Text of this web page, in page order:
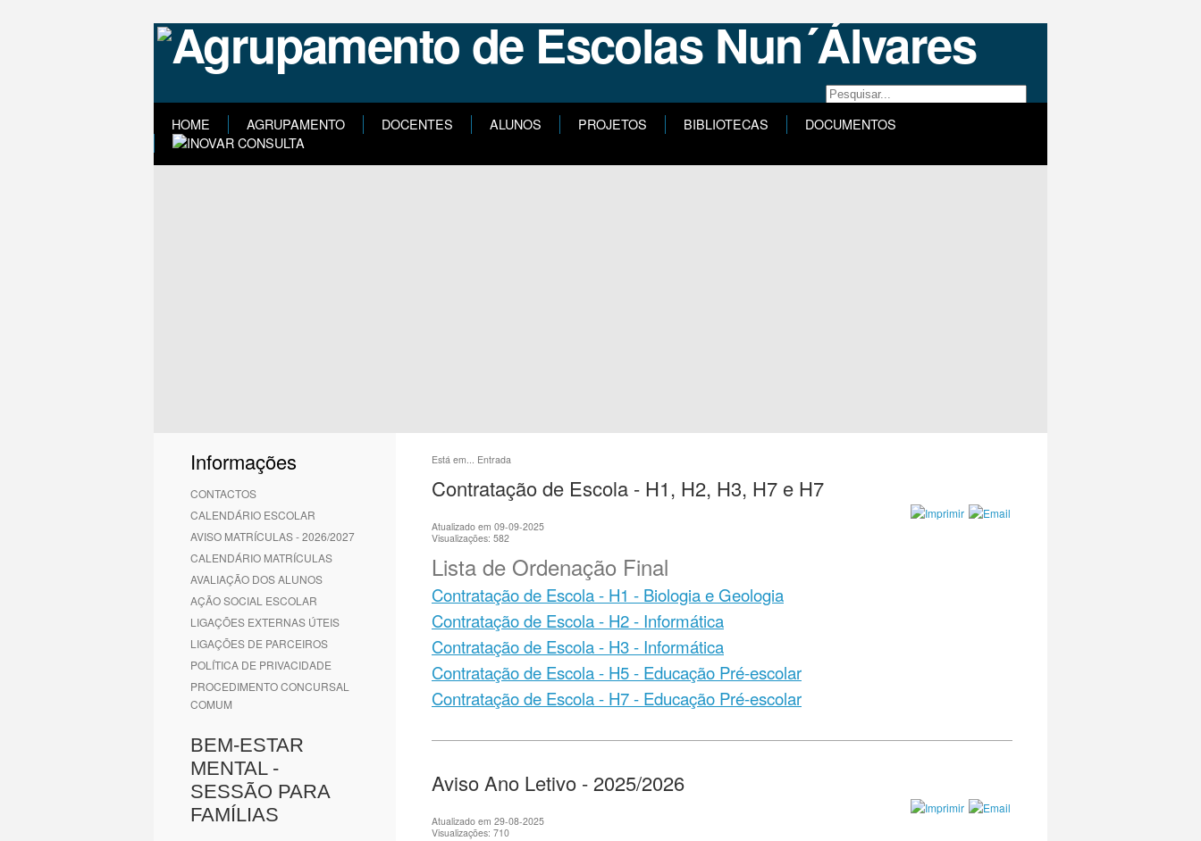
HOME AGRUPAMENTO DOCENTES ALUNOS PROJETOS BIBLIOTECAS DOCUMENTOS
Informações
CONTACTOS
CALENDÁRIO ESCOLAR
AVISO MATRÍCULAS - 2026/2027
CALENDÁRIO MATRÍCULAS
AVALIAÇÃO DOS ALUNOS
AÇÃO SOCIAL ESCOLAR
LIGAÇÕES EXTERNAS ÚTEIS
LIGAÇÕES DE PARCEIROS
POLÍTICA DE PRIVACIDADE
PROCEDIMENTO CONCURSAL
COMUM
BEM-ESTAR
MENTAL -
SESSÃO PARA
FAMÍLIAS
Está em... Entrada
Contratação de Escola - H1, H2, H3, H7 e H7
Atualizado em 09-09-2025
Visualizações: 582
Lista de Ordenação Final
Contratação de Escola - H1 - Biologia e Geologia
Contratação de Escola - H2 - Informática
Contratação de Escola - H3 - Informática
Contratação de Escola - H5 - Educação Pré-escolar
Contratação de Escola - H7 - Educação Pré-escolar
Aviso Ano Letivo - 2025/2026
Atualizado em 29-08-2025
Visualizações: 710